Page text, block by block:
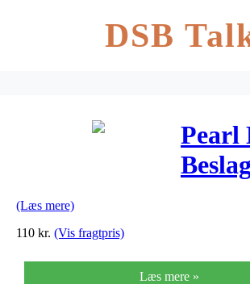
DSB
Pearl
(Læs mere)
110 kr. (Vis fragtpris)
Læs mere »